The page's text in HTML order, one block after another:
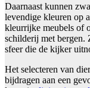
Daarnaast kunnen
levendige kleuren op
kleurrijke meubels of
schilderij met bergen.
sfeer die de kijker
Het selecteren van
bijdragen aan een